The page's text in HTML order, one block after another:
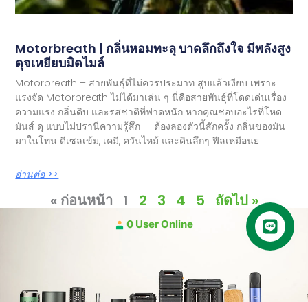
Motorbreath | กลิ่นหอมทะลุ บาดลึกถึงใจ มีพลังสูง
ดุจเหยียบมิดไมล์
Motorbreath – สายพันธุ์ที่ไม่ควรประมาท สูบแล้วเงียบ เพราะ
แรงจัด Motorbreath ไม่ได้มาเล่น ๆ นี่คือสายพันธุ์ที่โดดเด่นเรื่อง
ความแรง กลิ่นดิบ และรสชาติที่ฟาดหนัก หากคุณชอบอะไรที่โหด
มันส์ ดุ แบบไม่ปรานีความรู้สึก — ต้องลองตัวนี้สักครั้ง กลิ่นของมัน
มาในโทน ดีเซลเข้ม, เคมี, ควันไหม้ และดินลึกๆ ฟีลเหมือนย
อ่านต่อ >>
« ก่อนหน้า 1 2 3 4 5 ถัดไป »
0 User Online
คุยกับเฮีย